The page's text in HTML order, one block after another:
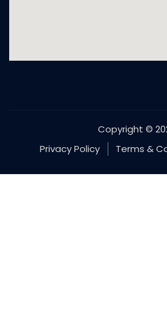
Copyright ©
Privacy Policy
Terms &